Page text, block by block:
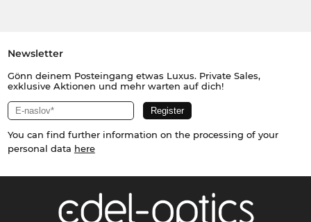
Newsletter
Gönn deinem Posteingang etwas Luxus. Private Sales,
exklusive Aktionen und mehr warten auf dich!
You can find further information on the processing of your
personal data here